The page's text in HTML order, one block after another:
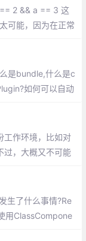
2 && a == 3 这
可能，因为在正常
是bundle,什么是c
如何可以自动
工作环境，比如对
过，大概又不可能
生了什么事情?Re
用ClassCompone